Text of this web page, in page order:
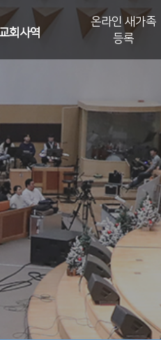
회사역
온라인 새가족
등록